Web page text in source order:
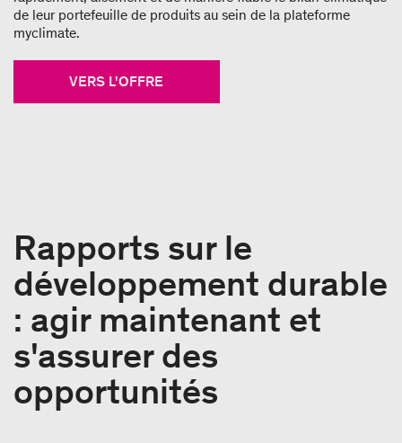
de leur portefeuille de produits au sein de la plateforme
myclimate.
VERS L'OFFRE
Rapports sur le
développement durable
: agir maintenant et
s'assurer des
opportunités